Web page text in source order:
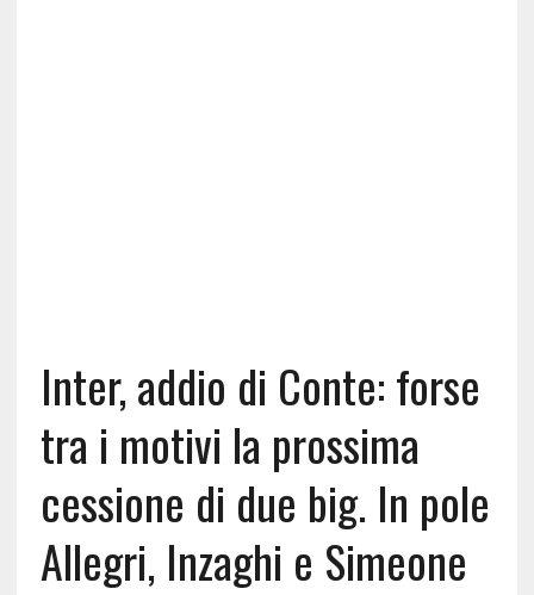
Inter, addio di Conte: forse
tra i motivi la prossima
cessione di due big. In pole
Allegri, Inzaghi e Simeone